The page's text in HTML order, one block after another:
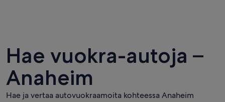
Hae vuokra-autoja –
Anaheim
Hae ja vertaa autovuokraamoita kohteessa Anaheim